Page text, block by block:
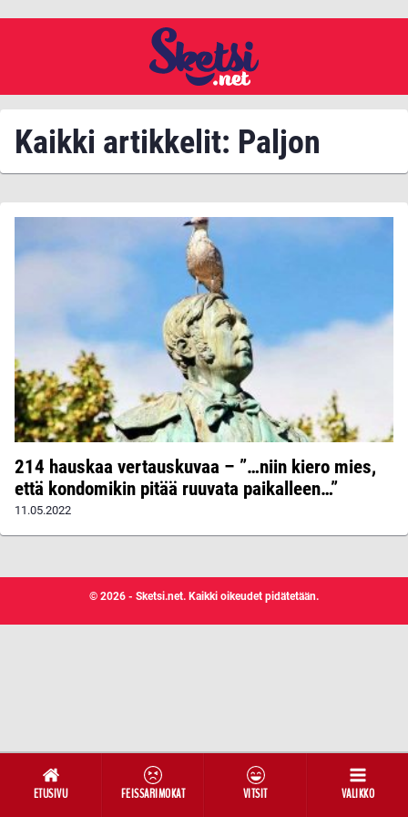
ETUSIVU FEISSARIMOKAT VITSIT VALIKKO
Kaikki artikkelit: Paljon
214 hauskaa vertauskuvaa – ”…niin kiero mies,
että kondomikin pitää ruuvata paikalleen…”
11.05.2022
© 2026 - Sketsi.net. Kaikki oikeudet pidätetään.